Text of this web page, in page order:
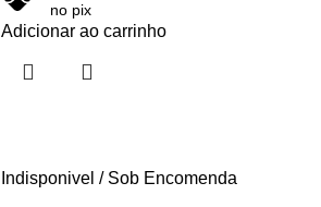
no pix
Adicionar ao carrinho
Indisponivel / Sob Encomenda